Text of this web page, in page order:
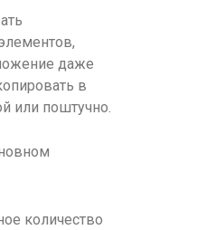
даже
в
или поштучно.
количество